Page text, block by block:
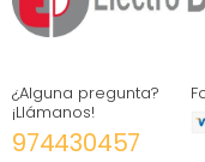
¿Alguna pregunta?
¡Llámanos!
974430457